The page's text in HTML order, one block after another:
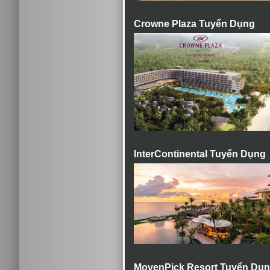
Crowne Plaza Tuyển Dụng
InterContinental Tuyển Dụng
MovenPick Resort Tuyển